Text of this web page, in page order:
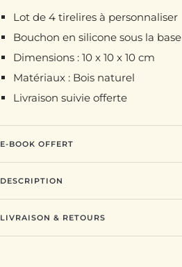
Lot de 4 tirelires à personnaliser
Bouchon en silicone sous la base
Dimensions : 10 x 10 x 10 cm
Matériaux : Bois naturel
Livraison suivie offerte
E-BOOK OFFERT
DESCRIPTION
LIVRAISON & RETOURS